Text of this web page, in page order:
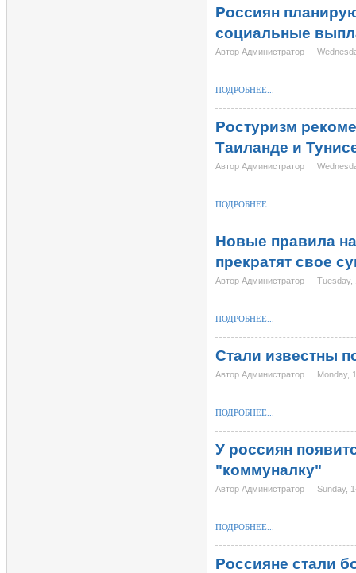
Россиян
социальные
Автор Администратор
ПОДРОБНЕЕ...
Ростуризм
Таиланде и
Автор Администратор
ПОДРОБНЕЕ...
Новые правила
прекратят свое
Автор Администратор Tuesday,
ПОДРОБНЕЕ...
Стали известны
Автор Администратор Monday,
ПОДРОБНЕЕ...
У россиян
"коммуналку"
Автор Администратор Sunday,
ПОДРОБНЕЕ...
Россияне стали